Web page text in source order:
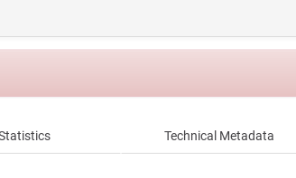
Technical Metadata